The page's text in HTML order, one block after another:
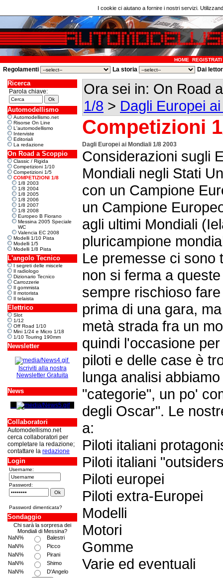
I cookie ci aiutano a fornire i nostri servizi.
HOME REGISTRATI
Regolamenti La storia Dai
Ricerca
Parola chiave:
Automodellismo
Automodellismo.net
Risorse On Line
L'automodellismo
Interviste
Editoriali
La redazione
On Road a Scoppio
Classic / Rigida
Competizioni 1/10
Competizioni 1/5
COMPETIZIONI 1/8
1/8 2003
1/8 2004
1/8 2005
1/8 2006
1/8 2007
1/8 2008
Europeo B Fiorano
Messina 2005 Speciale
WC
Valencia EC 2008
Modelli 1/10 Pista
Modelli 1/5
Modelli 1/8 Pista
L'angolo Tecnico
I segreti delle miscele
Il radiologo
Dizionario Tecnico
Carrozzerie
Il gommista
Il motorista
Il telaista
Elettrico
Slot
1/12
Off Road 1/10
Mini 1/24 e Micro 1/18
1/10 Touring 190mm
Newsletter
Iscriviti alla nostra
Newsletter Gratuita
News
Collaboratori
Automodellismo.net
cerca collaboratori per
completare la redazione;
contattare la redazione
Login
Username:
Password:
Password dimenticata?
Sondaggio
Chi sarà la sorpresa dei
Mondiali di Messina?
NaN%
Balestri
NaN%
Picco
NaN%
Pirani
NaN%
Shimo
NaN%
D'Angelo
Ora sei in: On Road
1/8 > Dagli Europei
Competizioni
Dagli Europei ai Mondiali 1/8 2003
Considerazioni sugli
Mondiali negli Stati
con un Campione
un Campione
agli ultimi Mondiali
pluricampione
Le premesse ci sono
non si ferma a
sempre rischioso
prima di una gara,
metà strada fra un
quindi l'occasione
piloti e delle case è
lunga analisi
"categorie", un po'
degli Oscar". Le
a:
Piloti italiani
Piloti italiani
Piloti europei
Piloti extra-Europei
Modelli
Motori
Gomme
Varie ed eventuali